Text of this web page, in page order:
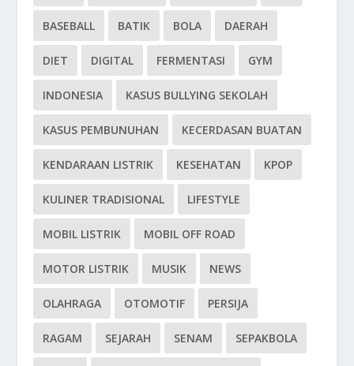
BASEBALL BATIK BOLA DAERAH
DIET DIGITAL FERMENTASI GYM
INDONESIA KASUS BULLYING SEKOLAH
KASUS PEMBUNUHAN KECERDASAN BUATAN
KENDARAAN LISTRIK KESEHATAN KPOP
KULINER TRADISIONAL LIFESTYLE
MOBIL LISTRIK MOBIL OFF ROAD
MOTOR LISTRIK MUSIK NEWS
OLAHRAGA OTOMOTIF PERSIJA
RAGAM SEJARAH SENAM SEPAKBOLA